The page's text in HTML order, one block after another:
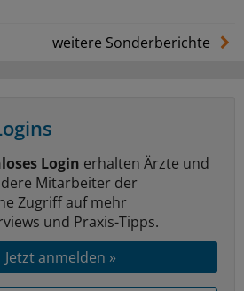
weitere Sonderberichte
Login erhalten Ärzte und
Mitarbeiter der
Zugriff auf mehr
und Praxis-Tipps.
Jetzt anmelden »